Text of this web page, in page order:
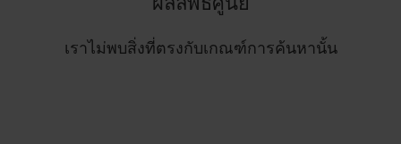
เราไม่พบสิ่งที่ตรงกับเกณฑ์การค้นหานั้น